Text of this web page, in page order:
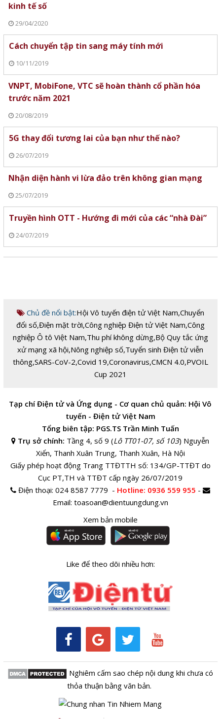
kinh tế số
29/04/2020
Cách chuyển tập tin sang máy tính mới
10/11/2019
VNPT, MobiFone, VTC sẽ hoàn thành cổ phần hóa
trước năm 2021
20/08/2019
5G thay đổi tương lai của bạn như thế nào?
26/07/2019
Nhận diện hành vi lừa đảo trên không gian mạng
25/07/2019
Truyền hình OTT - Hướng đi mới của các “nhà Đài”
24/07/2019
Chủ đề nổi bật:Hội Vô tuyến điện tử Việt Nam,Chuyển
đổi số,Điện mặt trời,Công nghiệp Điện tử Việt Nam,Công
nghiệp Ô tô Việt Nam,Thu phí không dừng,Bộ Quy tắc ứng
xử mạng xã hội,Nông nghiệp số,Tuyển sinh Điện tử viễn
thông,SARS-CoV-2,Covid 19,Coronavirus,CMCN 4.0,PVOIL
Cup 2021
Tạp chí Điện tử và Ứng dụng - Cơ quan chủ quản: Hội Vô
tuyến - Điện tử Việt Nam
Tổng biên tập: PGS.TS Trần Minh Tuấn
Trụ sở chính: Tầng 4, số 9 (Lô TT01-07, số 103) Nguyễn
Xiển, Thanh Xuân Trung, Thanh Xuân, Hà Nội
Giấy phép hoạt động Trang TTĐTTH số: 134/GP-TTĐT do
Cục PT,TH và TTĐT cấp ngày 26/07/2019
Điện thoại:024 8587 7779 - Hotline: 0936 559 955 -
Email: toasoan@dientuungdung.vn
Xem bản mobile
Like để theo dõi nhiều hơn:
Nghiêm cấm sao chép nội dung khi chưa có
thỏa thuận bằng văn bản.